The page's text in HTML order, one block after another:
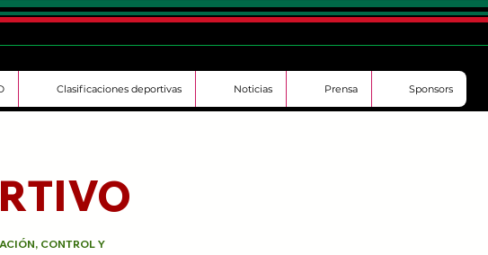
Clasificaciones deportivas Noticias Prensa Sponsors
CONTROL Y